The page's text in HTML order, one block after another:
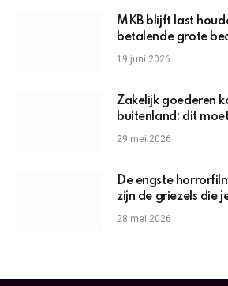
MKB blijft last
betalende grote
19 juni 2026
Zakelijk goederen
buitenland: dit
29 mei 2026
De engste
zijn de griezels die
omhoogjagen
28 mei 2026